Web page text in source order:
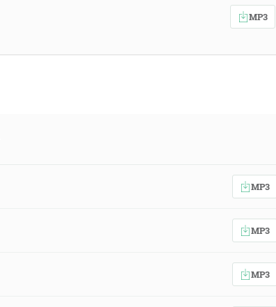
MP3
MP3
MP3
MP3